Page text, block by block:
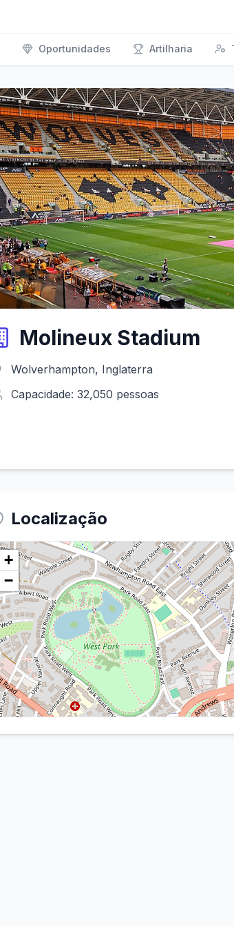
Oportunidades Artilharia
Molineux Stadium
Wolverhampton, Inglaterra
Capacidade: 32,050 pessoas
Localização
+
−